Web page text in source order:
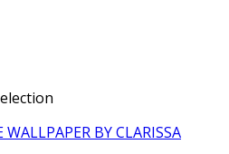
BY CLARISSA